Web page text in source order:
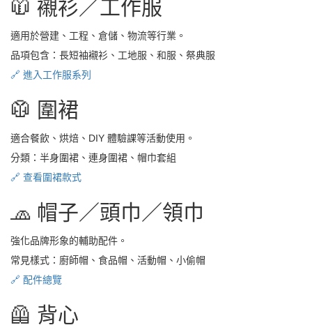
🧥 襯衫／工作服
適用於營建、工程、倉儲、物流等行業。
品項包含：長短袖襯衫、工地服、和服、祭典服
🔗 進入工作服系列
🥼 圍裙
適合餐飲、烘焙、DIY 體驗課等活動使用。
分類：半身圍裙、連身圍裙、帽巾套組
🔗 查看圍裙款式
🧢 帽子／頭巾／領巾
強化品牌形象的輔助配件。
常見樣式：廚師帽、食品帽、活動帽、小偷帽
🔗 配件總覽
🦺 背心